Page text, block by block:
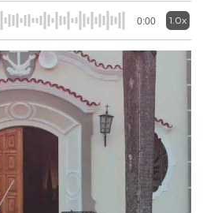
0:00 1.0x